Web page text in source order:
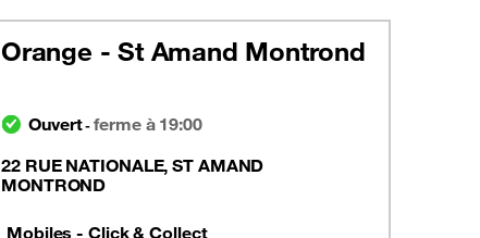
Orange - St Amand Montrond
Ouvert-ferme à 19:00
22 RUE NATIONALE, ST AMAND
MONTROND
Mobiles - Click & Collect